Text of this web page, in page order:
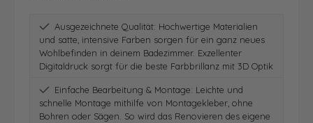
Ausgezeichnete Qualität: Hochwertige Materialien
und satte, intensive Farben sorgen für ein ganz neues
Wohlbefinden in deinem Badezimmer. Exzellenter
Digitaldruck sorgt für die beste Farbbrillanz mit 3D Optik
Einfache Bearbeitung & Montage: Leichte und
schnelle Montage mithilfe von Montagekleber, ohne
Bohren oder Sägen. So wird das Renovieren des eigene